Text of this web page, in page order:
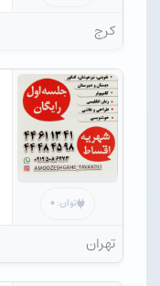
کرج
توان: ۰
تهران